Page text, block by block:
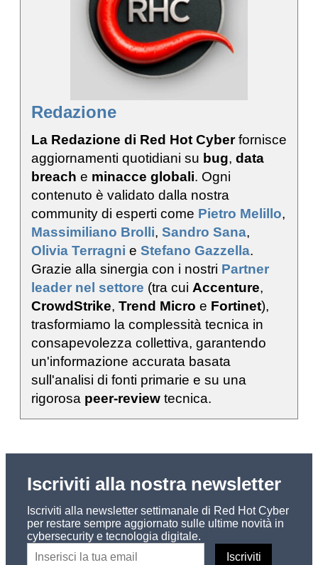
Redazione
La Redazione di Red Hot Cyberfornisce
aggiornamenti quotidiani su bug, data
breach e minacce globali. Ogni
contenuto è validato dalla nostra
community di esperti come Pietro Melillo,
Massimiliano Brolli, Sandro Sana,
Olivia Terragni e Stefano Gazzella.
Grazie alla sinergia con i nostri Partner
leader nel settore (tra cui Accenture,
CrowdStrike, Trend Micro e Fortinet),
trasformiamo la complessità tecnica in
consapevolezza collettiva, garantendo
un'informazione accurata basata
sull'analisi di fonti primarie e su una
rigorosa peer-review tecnica.
Iscriviti alla nostra newsletter
Iscriviti alla newsletter settimanale di Red Hot Cyber
per restare sempre aggiornato sulle ultime novità in
cybersecurity e tecnologia digitale.